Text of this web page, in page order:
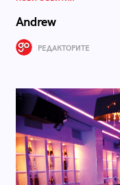
Andrew
РЕДАКТОРИТЕ